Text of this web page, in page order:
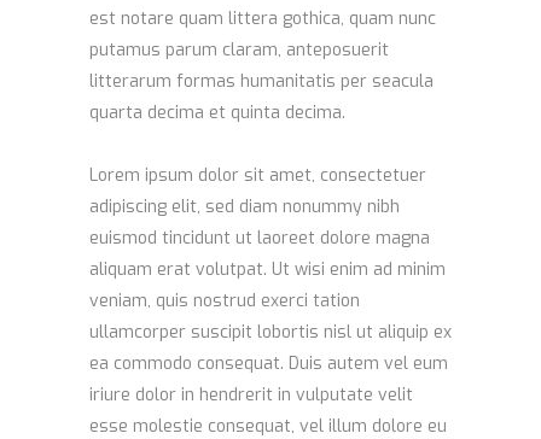
est notare quam littera gothica, quam nunc
putamus parum claram, anteposuerit
litterarum formas humanitatis per seacula
quarta decima et quinta decima.
Lorem ipsum dolor sit amet, consectetuer
adipiscing elit, sed diam nonummy nibh
euismod tincidunt ut laoreet dolore magna
aliquam erat volutpat. Ut wisi enim ad minim
veniam, quis nostrud exerci tation
ullamcorper suscipit lobortis nisl ut aliquip ex
ea commodo consequat. Duis autem vel eum
iriure dolor in hendrerit in vulputate velit
esse molestie consequat, vel illum dolore eu